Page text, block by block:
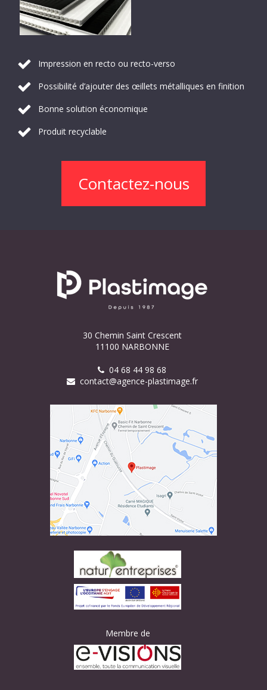
Impression en recto ou recto-verso
Possibilité d’ajouter des œillets métalliques en finition
Bonne solution économique
Produit recyclable
Contactez-nous
30 Chemin Saint Crescent
11100 NARBONNE
04 68 44 98 68
contact@agence-plastimage.fr
Membre de